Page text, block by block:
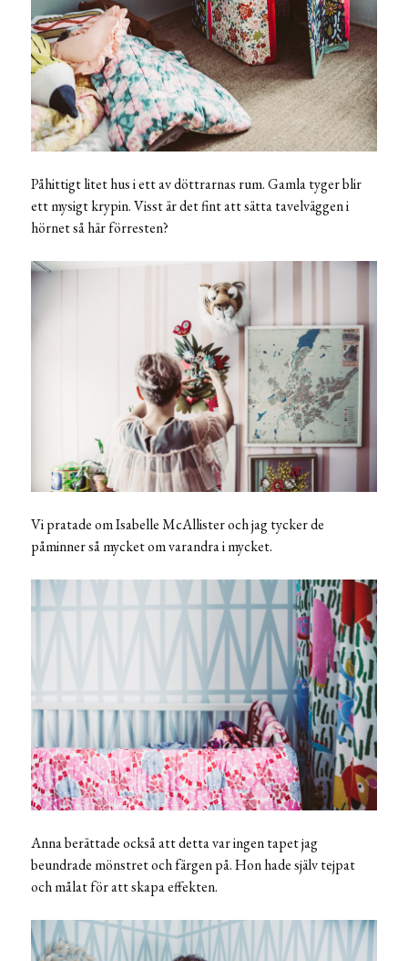
Påhittigt litet hus i ett av döttrarnas rum. Gamla tyger blir
ett mysigt krypin. Visst är det fint att sätta tavelväggen i
hörnet så här förresten?
Vi pratade om Isabelle McAllister och jag tycker de
påminner så mycket om varandra i mycket.
Anna berättade också att detta var ingen tapet jag
beundrade mönstret och färgen på. Hon hade själv tejpat
och målat för att skapa effekten.